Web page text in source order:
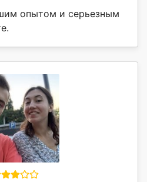
опытом и серьезным